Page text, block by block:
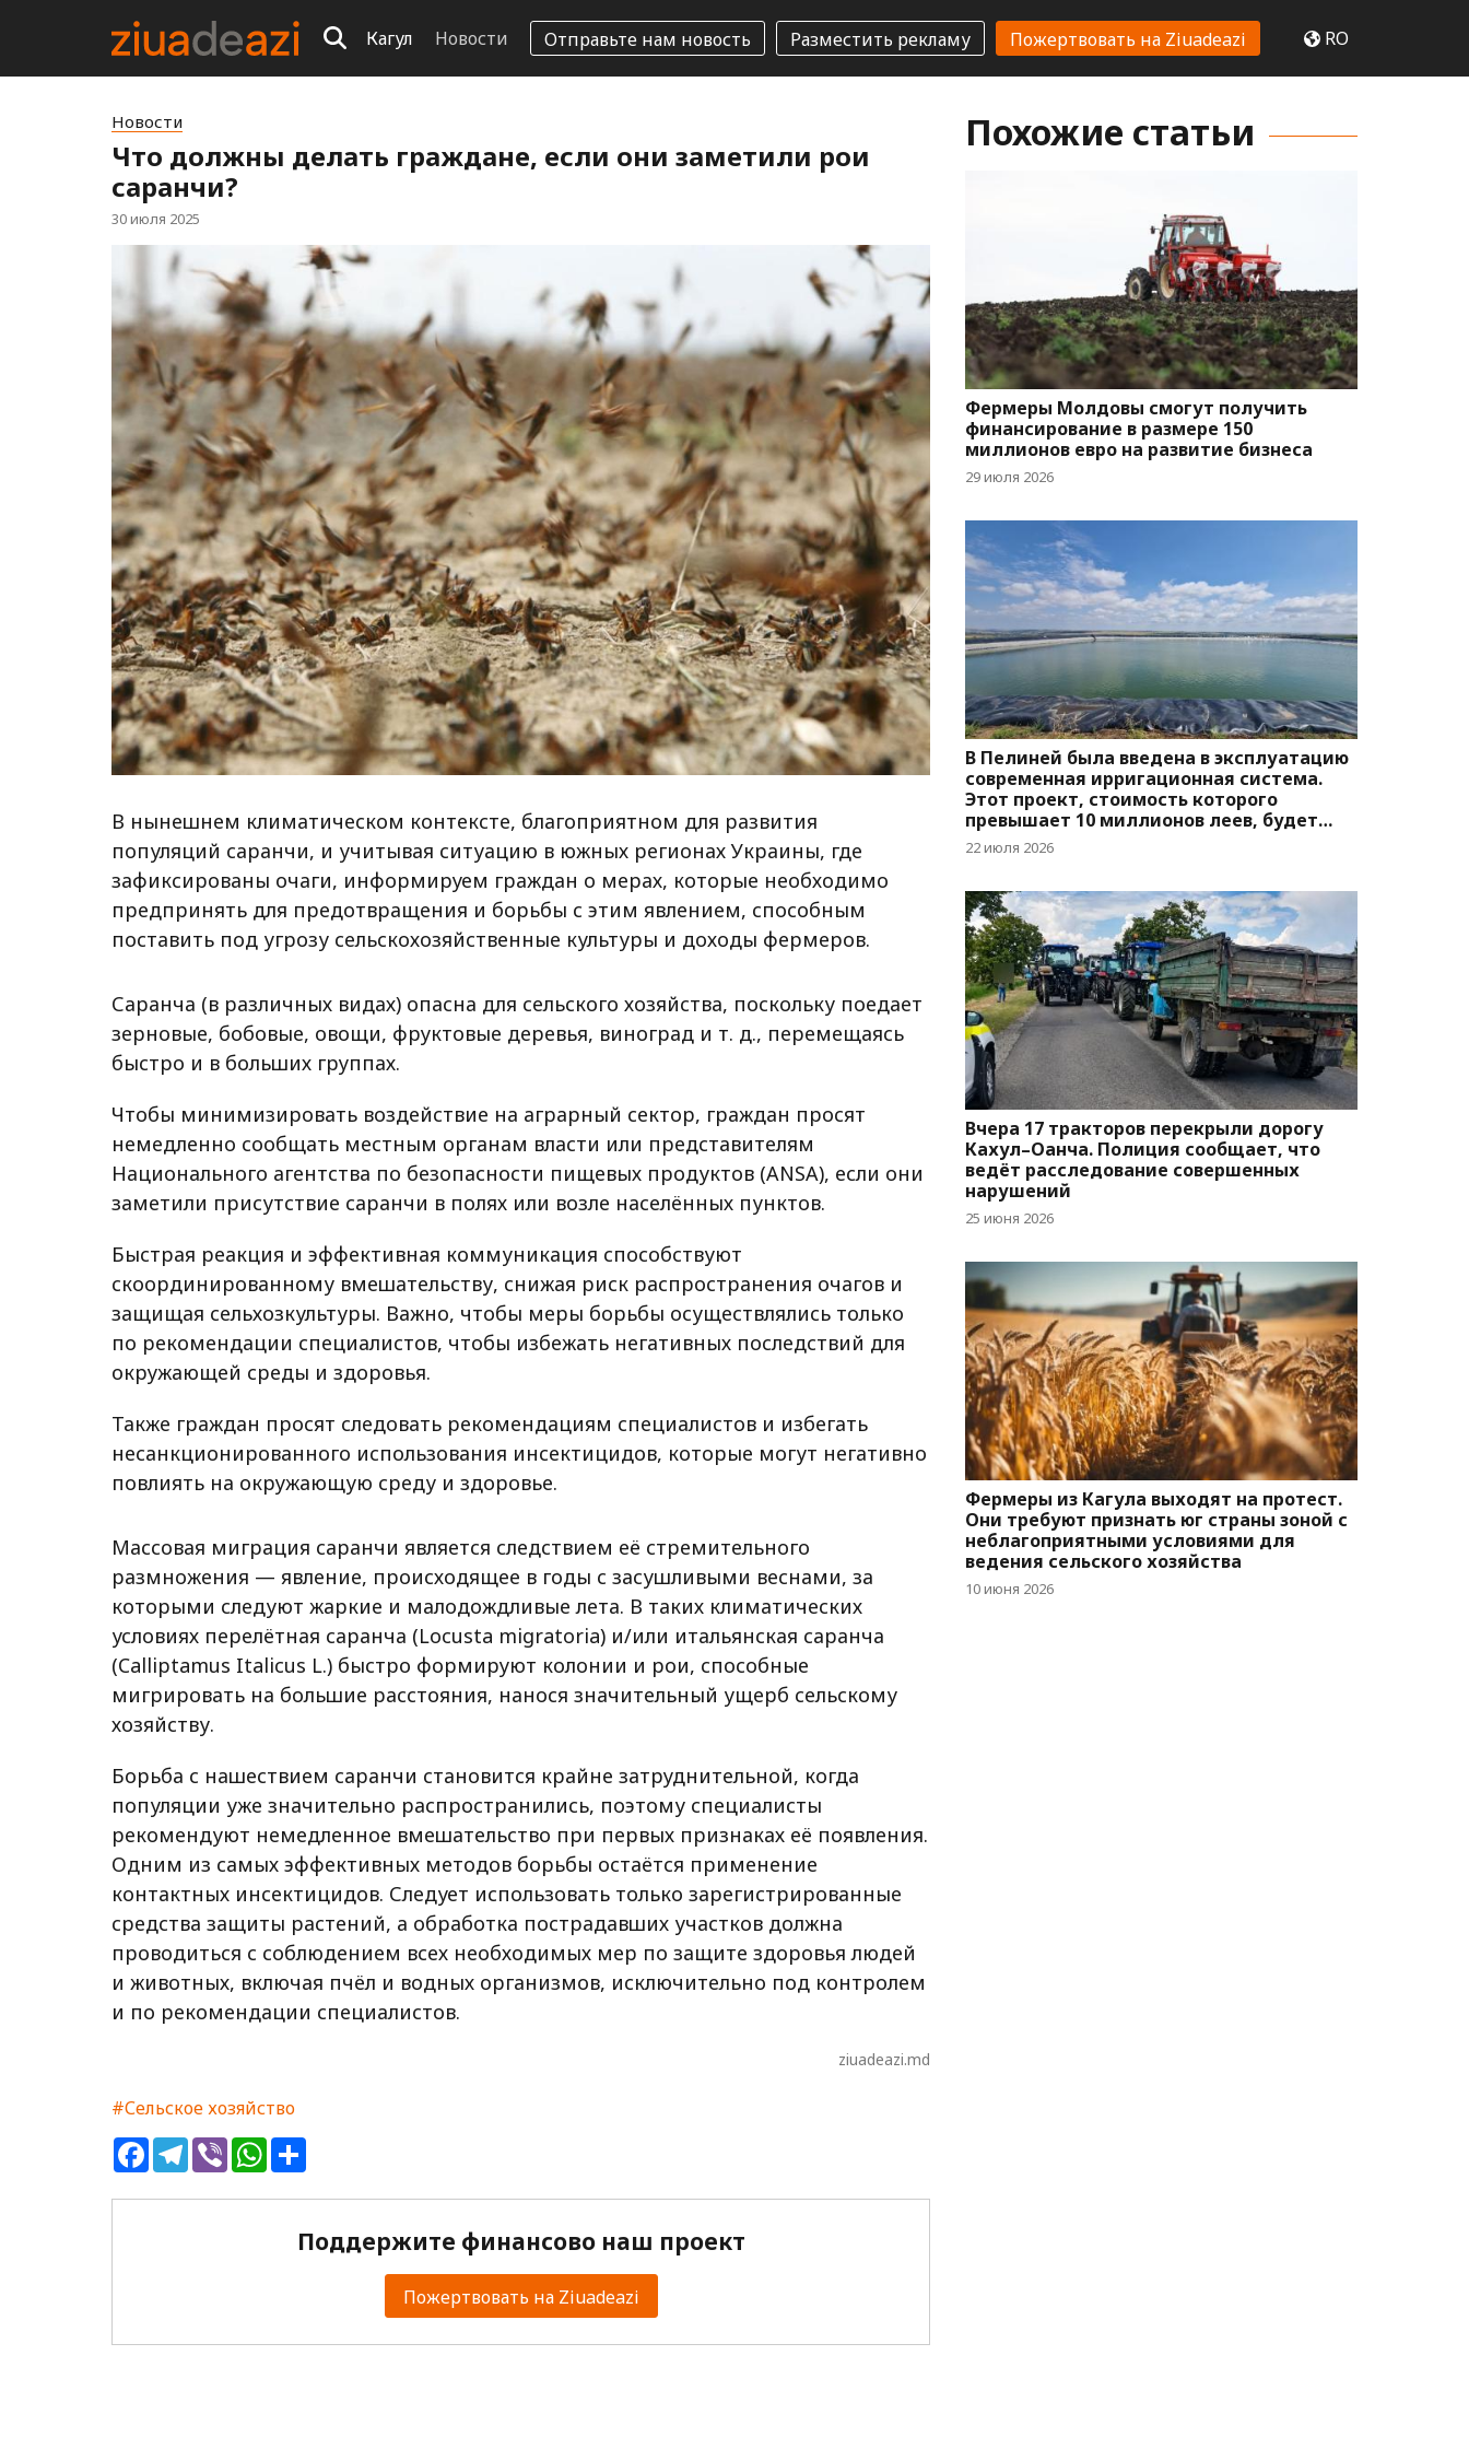
Кагул Новости Отправьте нам новость Разместить рекламу Пожертвовать на Ziuadeazi RO
Новости
Что должны делать граждане, если они заметили рои
саранчи?
30 июля 2025
В нынешнем климатическом контексте, благоприятном для развития
популяций саранчи, и учитывая ситуацию в южных регионах Украины, где
зафиксированы очаги, информируем граждан о мерах, которые необходимо
предпринять для предотвращения и борьбы с этим явлением, способным
поставить под угрозу сельскохозяйственные культуры и доходы фермеров.
Саранча (в различных видах) опасна для сельского хозяйства, поскольку поедает
зерновые, бобовые, овощи, фруктовые деревья, виноград и т. д., перемещаясь
быстро и в больших группах.
Чтобы минимизировать воздействие на аграрный сектор, граждан просят
немедленно сообщать местным органам власти или представителям
Национального агентства по безопасности пищевых продуктов (ANSA), если они
заметили присутствие саранчи в полях или возле населённых пунктов.
Быстрая реакция и эффективная коммуникация способствуют
скоординированному вмешательству, снижая риск распространения очагов и
защищая сельхозкультуры. Важно, чтобы меры борьбы осуществлялись только
по рекомендации специалистов, чтобы избежать негативных последствий для
окружающей среды и здоровья.
Также граждан просят следовать рекомендациям специалистов и избегать
несанкционированного использования инсектицидов, которые могут негативно
повлиять на окружающую среду и здоровье.
Массовая миграция саранчи является следствием её стремительного
размножения — явление, происходящее в годы с засушливыми веснами, за
которыми следуют жаркие и малодождливые лета. В таких климатических
условиях перелётная саранча (Locusta migratoria) и/или итальянская саранча
(Calliptamus Italicus L.) быстро формируют колонии и рои, способные
мигрировать на большие расстояния, нанося значительный ущерб сельскому
хозяйству.
Борьба с нашествием саранчи становится крайне затруднительной, когда
популяции уже значительно распространились, поэтому специалисты
рекомендуют немедленное вмешательство при первых признаках её появления.
Одним из самых эффективных методов борьбы остаётся применение
контактных инсектицидов. Следует использовать только зарегистрированные
средства защиты растений, а обработка пострадавших участков должна
проводиться с соблюдением всех необходимых мер по защите здоровья людей
и животных, включая пчёл и водных организмов, исключительно под контролем
и по рекомендации специалистов.
ziuadeazi.md
#Сельское хозяйство
FacebookTelegram
ViberWhatsApp
Поддержите финансово наш проект
Пожертвовать на Ziuadeazi
Похожие статьи
Фермеры Молдовы смогут получить
финансирование в размере 150
миллионов евро на развитие бизнеса
29 июля 2026
В Пелиней была введена в эксплуатацию
современная ирригационная система.
Этот проект, стоимость которого
превышает 10 миллионов леев, будет
обслуживать 25 фермеров
22 июля 2026
Вчера 17 тракторов перекрыли дорогу
Кахул–Оанча. Полиция сообщает, что
ведёт расследование совершенных
нарушений
25 июня 2026
Фермеры из Кагула выходят на протест.
Они требуют признать юг страны зоной с
неблагоприятными условиями для
ведения сельского хозяйства
10 июня 2026